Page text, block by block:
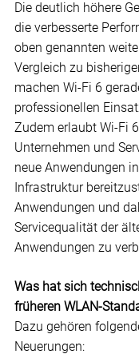
Die deutlich höhere
die verbesserte
oben genannten
Vergleich zu
machen Wi-Fi 6
professionellen
Zudem erlaubt Wi-Fi
Unternehmen und
neue Anwendungen
Infrastruktur
Anwendungen und
Servicequalität der
Anwendungen zu
Was hat sich
früheren WLAN-
Dazu gehören
Neuerungen: